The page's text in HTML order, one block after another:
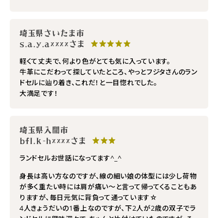
埼玉県さいたま市
s.a.y.a××××さま ★★★★★
軽くて丈夫で、何より色がとても気に入っています。
牛革にこだわって探していたところ、やっとフジタさんのラン
ドセルに辿り着き、これだ！と一目惚れでした。
大満足です！
埼玉県入間市
bfl.k-h××××さま ★★★
ランドセルお世話になってます^_^
身長は高い方なのですが、線の細い娘の体型には少し荷物
が多く重たい時には肩が痛い～と言って帰ってくることもあ
りますが、毎日元気に背負って通っています☆
4人きょうだいの1番上なのですが、下2人が2歳の双子でラ